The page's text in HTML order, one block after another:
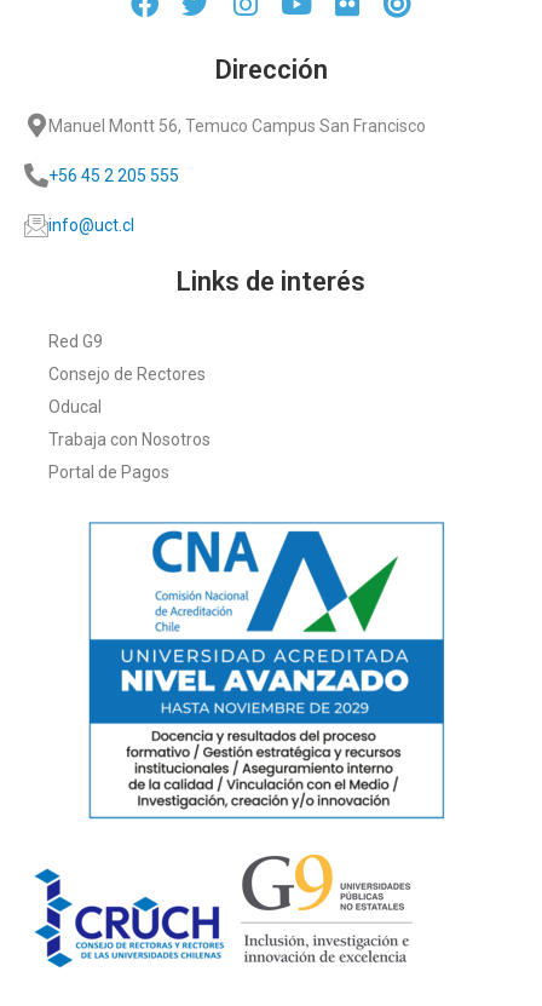
Dirección
Manuel Montt 56, Temuco Campus San Francisco
+56 45 2 205 555
info@uct.cl
Links de interés
Red G9
Consejo de Rectores
Oducal
Trabaja con Nosotros
Portal de Pagos